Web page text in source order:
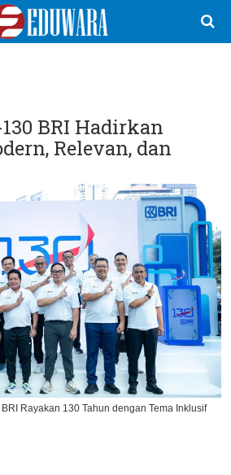
Ikuti Kami di:
BRI Hadirkan
Relevan, dan
Rayakan 130 Tahun dengan Tema Inklusif